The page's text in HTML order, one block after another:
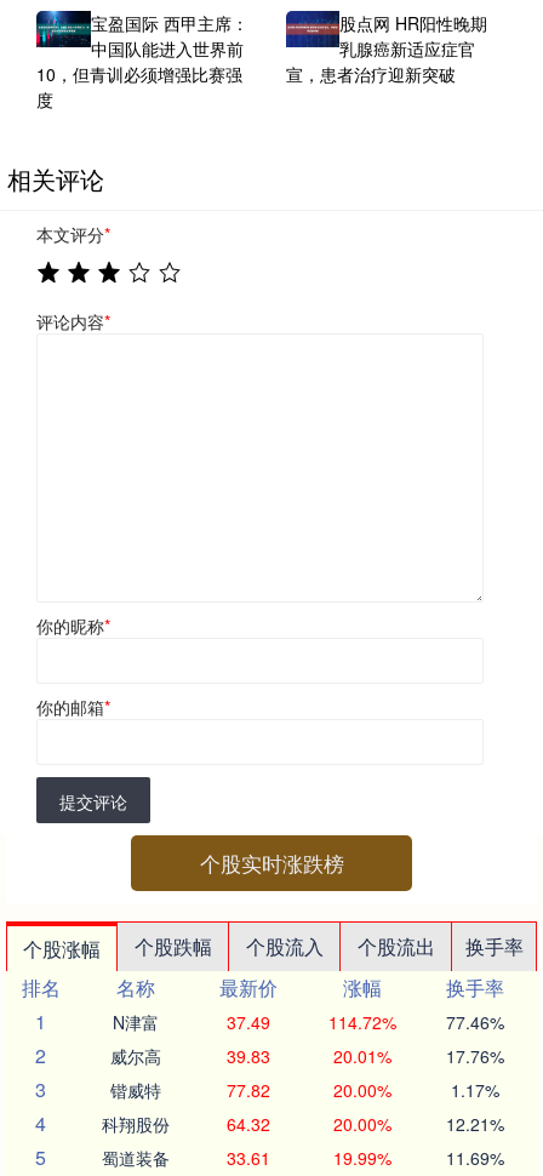
宝盈国际 西甲主席：
中国队能进入世界前
10，但青训必须增强比赛强
度
股点网 HR阳性晚期
乳腺癌新适应症官
宣，患者治疗迎新突破
相关评论
本文评分*
评论内容*
你的昵称*
你的邮箱*
提交评论
个股实时涨跌榜
个股涨幅 个股跌幅 个股流入 个股流出
换手率
排名
名称 最新价 涨幅
换手率
1
N津富 37.49 114.72% 77.46%
2 威尔高 39.83 20.01% 17.76%
3 锴威特 77.82 20.00% 1.17%
4 科翔股份 64.32 20.00% 12.21%
5 蜀道装备 33.61 19.99% 11.69%